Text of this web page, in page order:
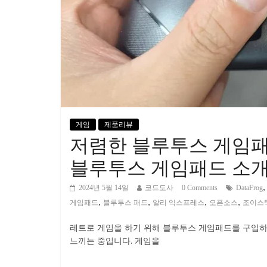
게임 제품리뷰
저렴한 블루투스 게임
블루투스 게임패드 소
2024년 5월 14일 코드도사 0 Comments DataFrog,
게임패드, 블루투스 패드, 알리 익스프레스, 오픈소스, 조이스
레트로 게임을 하기 위해 블루투스 게임패드를 구입
느끼는 중입니다. 게임을